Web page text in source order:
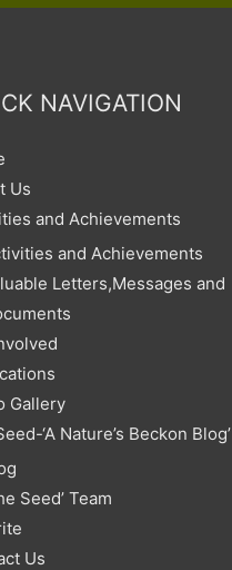
NAVIGATION
Us
and Achievements
and Achievements
Letters,Messages and
Gallery
‘A Nature’s Beckon Blog’
Seed’ Team
Us